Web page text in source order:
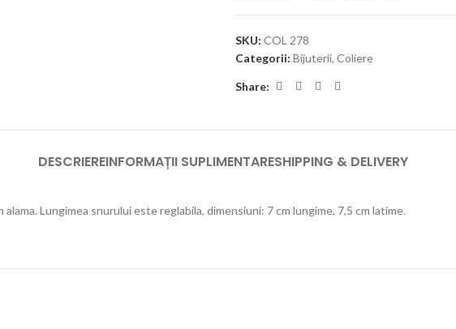
SKU: COL 278
Categorii: Bijuterii, Coliere
Share:
DESCRIEREINFORMAȚII SUPLIMENTARESHIPPING & DELIVERY
Lungimea snurului este reglabila, dimensiuni: 7 cm lungime, 7,5 cm latime.